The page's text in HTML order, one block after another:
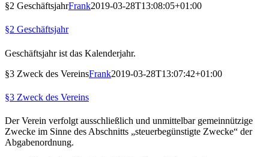
§2 GeschäftsjahrFrank2019-03-28T13:08:05+01:00
§2 Geschäftsjahr
Geschäftsjahr ist das Kalenderjahr.
§3 Zweck des VereinsFrank2019-03-28T13:07:42+01:00
§3 Zweck des Vereins
Der Verein verfolgt ausschließlich und unmittelbar gemeinnützige
Zwecke im Sinne des Abschnitts „steuerbegünstigte Zwecke“ der
Abgabenordnung.